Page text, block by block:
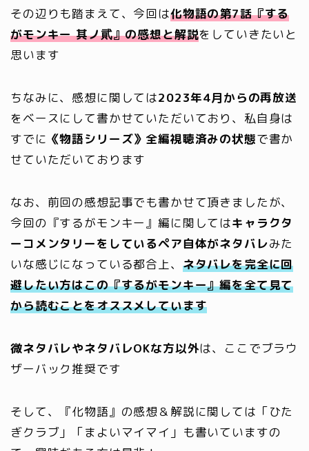
その辺りも踏まえて、今回は化物語の第7話『する
がモンキー 其ノ貮』の感想と解説をしていきたいと
思います
ちなみに、感想に関しては2023年4月からの再放送
をベースにして書かせていただいており、私自身は
すでに 《物語シリーズ》全編視聴済みの状態で書か
せていただいております
なお、前回の感想記事でも書かせて頂きましたが、
今回の『するがモンキー』編に関してはキャラクタ
ーコメンタリーをしているペア自体がネタバレみた
いな感じになっている都合上、 ネタバレを完全に回
避したい方はこの『するがモンキー』編を全て見て
から読むことをオススメしています
微ネタバレやネタバレOKな方以外は、ここでブラウ
ザーバック推奨です
そして、『化物語』の感想＆解説に関しては「ひた
ぎクラブ」「まよいマイマイ」も書いていますの